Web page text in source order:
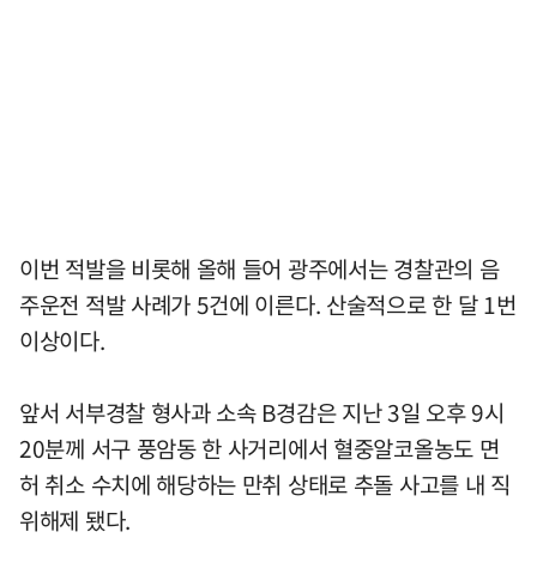
이번 적발을 비롯해 올해 들어 광주에서는 경찰관의 음
주운전 적발 사례가 5건에 이른다. 산술적으로 한 달 1번
이상이다.
앞서 서부경찰 형사과 소속 B경감은 지난 3일 오후 9시
20분께 서구 풍암동 한 사거리에서 혈중알코올농도 면
허 취소 수치에 해당하는 만취 상태로 추돌 사고를 내 직
위해제 됐다.